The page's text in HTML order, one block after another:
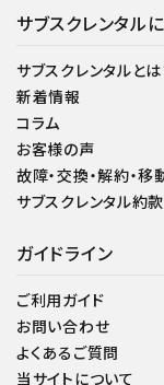
サブスクレンタル
サブスクレンタルとは
新着情報
コラム
お客様の声
故障・交換・解約・移
サブスクレンタル約款
ガイドライン
ご利用ガイド
お問い合わせ
よくあるご質問
当サイトについて